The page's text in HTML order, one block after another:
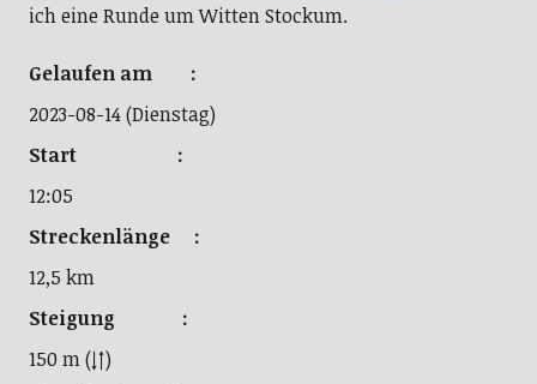
ich eine Runde um Witten Stockum.
Gelaufen am :
2023-08-14 (Dienstag)
Start :
12:05
Streckenlänge :
12,5 km
Steigung :
150 m (↓↑)